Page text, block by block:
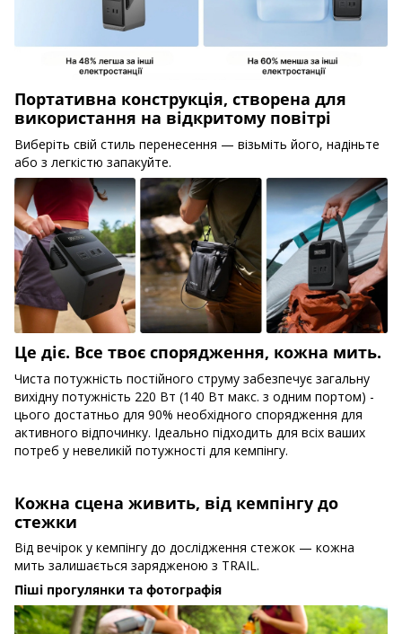
Портативна конструкція, створена для
використання на відкритому повітрі
Виберіть свій стиль перенесення — візьміть його, надіньте
або з легкістю запакуйте.
Це діє. Все твоє спорядження, кожна мить.
Чиста потужність постійного струму забезпечує загальну
вихідну потужність 220 Вт (140 Вт макс. з одним портом) -
цього достатньо для 90% необхідного спорядження для
активного відпочинку. Ідеально підходить для всіх ваших
потреб у невеликій потужності для кемпінгу.
Кожна сцена живить, від кемпінгу до
стежки
Від вечірок у кемпінгу до дослідження стежок — кожна
мить залишається зарядженою з TRAIL.
Піші прогулянки та фотографія